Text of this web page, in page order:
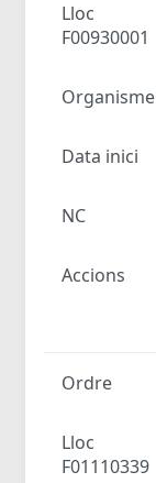
Lloc
F00930001
Organisme
Data inici
NC
Accions
Ordre
Lloc
F01110339